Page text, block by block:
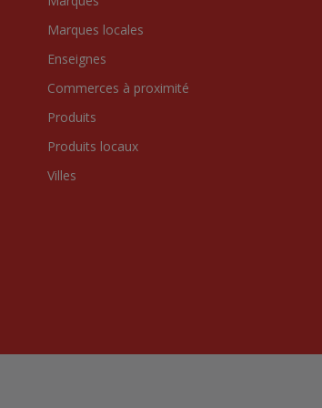
Marques locales
Enseignes
Commerces à proximité
Produits
Produits locaux
Villes